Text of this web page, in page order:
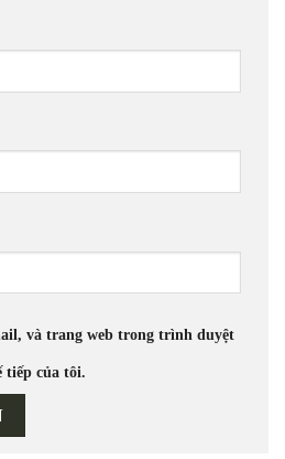
và trang web trong trình duyệt
tiếp của tôi.